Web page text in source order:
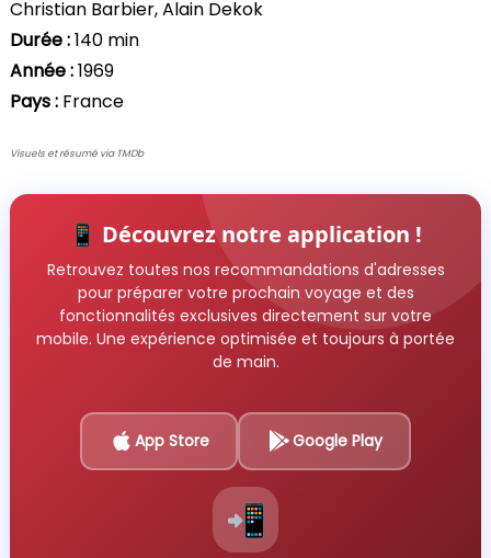
Christian Barbier, Alain Dekok
Durée :140 min
Année :1969
Pays : France
Visuels et résumé via TMDb
📱 Découvrez notre application !
Retrouvez toutes nos recommandations d'adresses
pour préparer votre prochain voyage et des
fonctionnalités exclusives directement sur votre
mobile. Une expérience optimisée et toujours à portée
de main.
App Store Google Play
📲